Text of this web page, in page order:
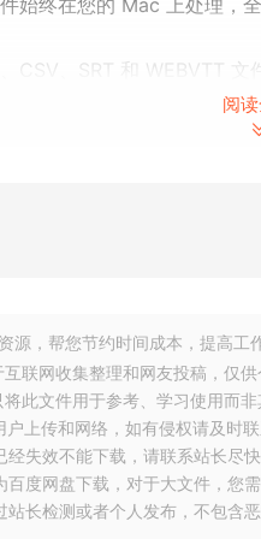
始终在您的 Mac 上处理，
CSV、SRT 和 WEBVTT 文件
WAV、CAF、AIFC、M4A
阅
源，帮您节约时间成本，提高工
联网收集整理和网友投稿，仅
此文件用于参考、学习使用而非
上传和网络，如有侵权请及时
失效不能下载，请联系站长尽快
度网盘下载，对于大文件，您
站长检测或者个人发布，不包含